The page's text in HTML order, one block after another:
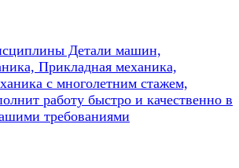
Детали машин,
Прикладная механика,
с многолетним стажем,
работу быстро и качественно в
требованиями